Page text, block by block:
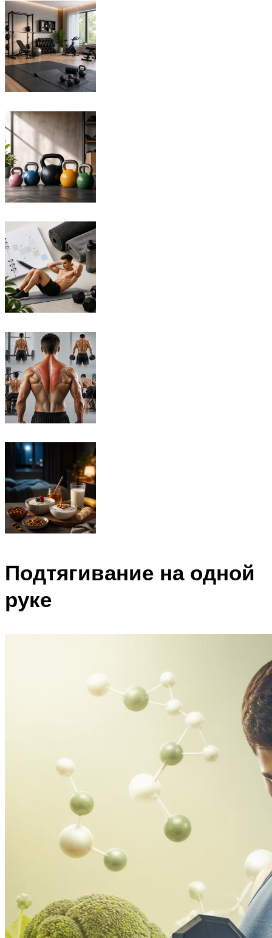
Подтягивание на одной
руке